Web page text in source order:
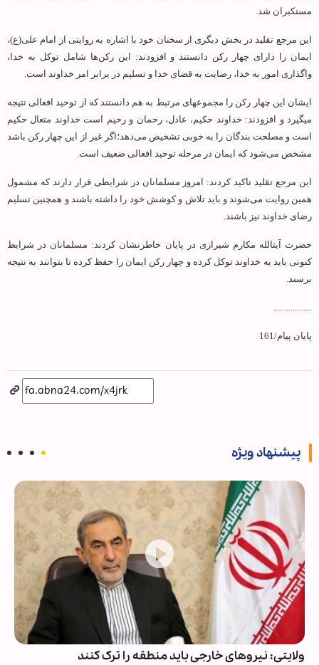
مستکبران شد.
این مرجع تقلید در بخش دیگری از سخنان خود با اشاره به روایتی از امام علی(ع)،
ایمان را دارای چهار رکن دانستند و افزودند: این رکن‌ها شامل توکل به خدا،
واگذاری امور به خدا، رضایت به قضای خدا و تسلیم در برابر امر خداوند است.
ایشان این چهار رکن را مجموعه‏ای مرتبط به هم دانستند که از توحید افعالی نتیجه
می‏گیرد و افزودند: خداوند حکیم، عادل، رحمان و رحیم است خداوند متعال حکیم
است و مصلحت بندگان را به خوبی تشخیص می‌دهد؛اگر غیر از این چهار رکن باشد
مشخص می‌شود که ایمان در مرحله توحید افعالی ضعیف است.
این مرجع تقلید تاکید کردند: امروز مسلمانان در شرایطی قرار دارند که مشمول
همین روایت می‌شوند و باید تلاش و کوشش خود را داشته باشند و همچنین تسلیم
رضای خداوند نیز باشند.
حضرت آیت‏الله مکارم شیرازی در پایان خاطرنشان کردند: مسلمانان در شرایط
کنونی باید به خداوند توکل کرده و چهار رکن ایمان را حفظ کرده تا بتوانند به نتیجه
برسند.
..................
پایان پیام/161
پیشنهاد ویژه
ولایتی: نیروهای خارجی باید منطقه را ترک کنند